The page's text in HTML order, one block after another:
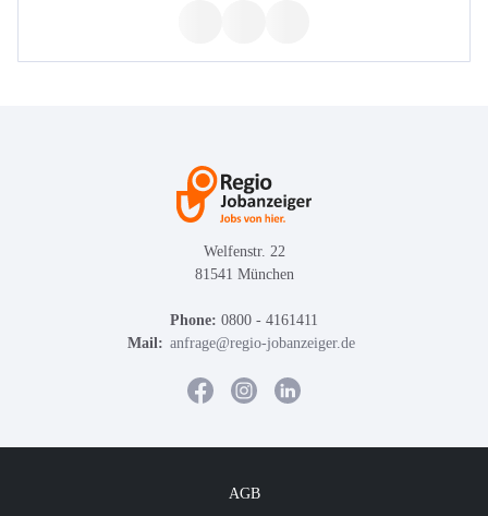
Welfenstr. 22
81541 München
Phone: 0800 - 4161411
Mail: anfrage@regio-jobanzeiger.de
AGB